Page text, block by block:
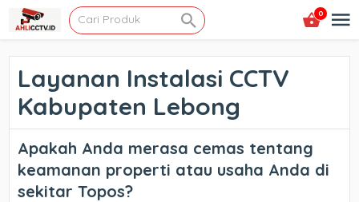
0
Layanan Instalasi CCTV
Kabupaten Lebong
Apakah Anda merasa cemas tentang
keamanan properti atau usaha Anda di
sekitar Topos?